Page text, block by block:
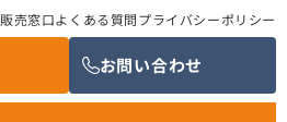
お問い合わせ
販売窓口よくある質問プライバシーポリシー